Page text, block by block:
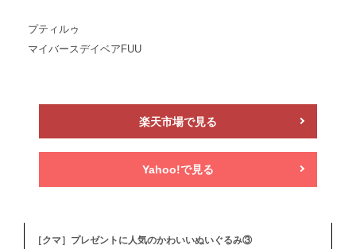
プティルゥ
マイバースデイベアFUU
楽天市場で見る
Yahoo!で見る
［クマ］プレゼントに人気のかわいいぬいぐるみ③